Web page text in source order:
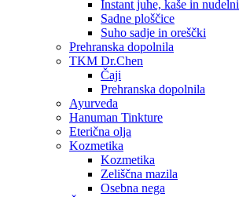
Instant juhe, kaše in nudelni
Sadne ploščice
Suho sadje in oreščki
Prehranska dopolnila
TKM Dr.Chen
Čaji
Prehranska dopolnila
Ayurveda
Hanuman Tinkture
Eterična olja
Kozmetika
Kozmetika
Zeliščna mazila
Osebna nega